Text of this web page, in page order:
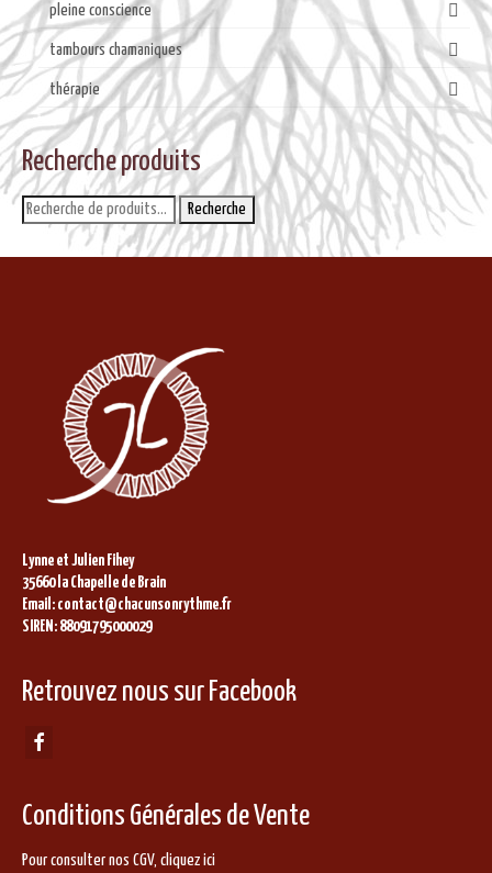
pleine conscience
tambours chamaniques
thérapie
Recherche produits
Recherche
pour :
Recherche
Lynne et Julien Fihey
35660 la Chapelle de Brain
Email: contact@chacunsonrythme.fr
SIREN: 88091795000029
Retrouvez nous sur Facebook
Conditions Générales de Vente
Pour consulter nos CGV, cliquez ici